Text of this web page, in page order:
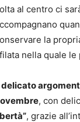
al centro ci
la
nella quale
delicato
, con
, grazie